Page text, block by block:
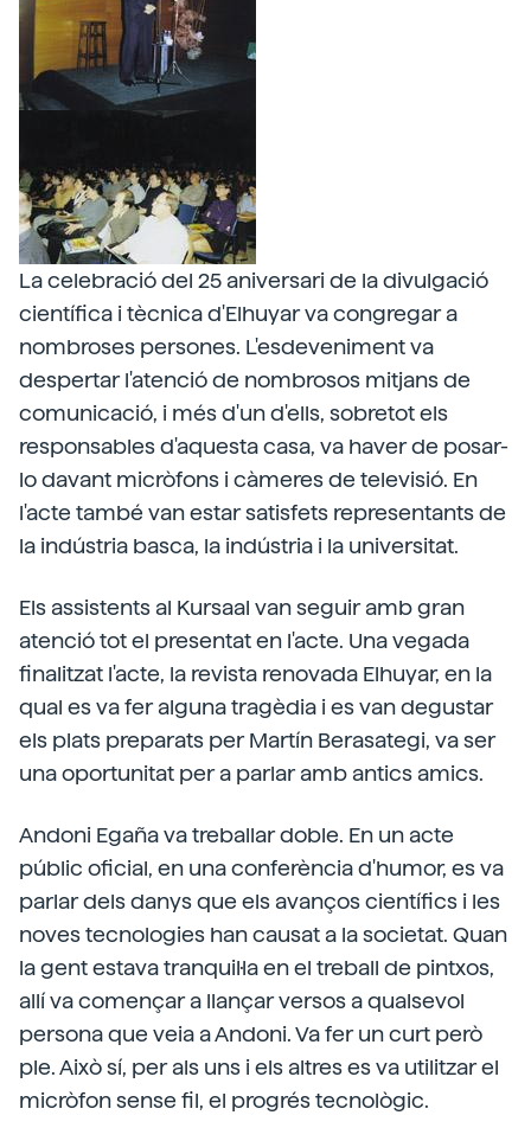
La celebració del 25 aniversari de la divulgació
científica i tècnica d'Elhuyar va congregar a
nombroses persones. L'esdeveniment va
despertar l'atenció de nombrosos mitjans de
comunicació, i més d'un d'ells, sobretot els
responsables d'aquesta casa, va haver de posar-
lo davant micròfons i càmeres de televisió. En
l'acte també van estar satisfets representants de
la indústria basca, la indústria i la universitat.
Els assistents al Kursaal van seguir amb gran
atenció tot el presentat en l'acte. Una vegada
finalitzat l'acte, la revista renovada Elhuyar, en la
qual es va fer alguna tragèdia i es van degustar
els plats preparats per Martín Berasategi, va ser
una oportunitat per a parlar amb antics amics.
Andoni Egaña va treballar doble. En un acte
públic oficial, en una conferència d'humor, es va
parlar dels danys que els avanços científics i les
noves tecnologies han causat a la societat. Quan
la gent estava tranquil·la en el treball de pintxos,
allí va començar a llançar versos a qualsevol
persona que veia a Andoni. Va fer un curt però
ple. Això sí, per als uns i els altres es va utilitzar el
micròfon sense fil, el progrés tecnològic.